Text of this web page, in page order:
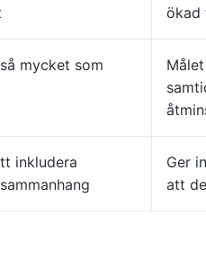
ökad
mycket som
inkludera
Ger
att